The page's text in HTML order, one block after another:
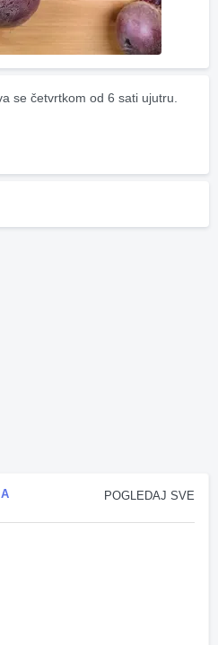
se četvrtkom od 6 sati ujutru.
POGLEDAJ SVE